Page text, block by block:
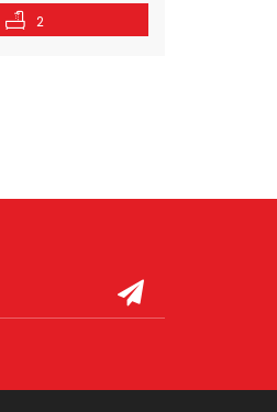
para
2